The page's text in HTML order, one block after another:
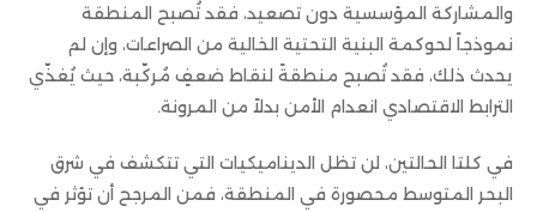
والمشاركة المؤسسية دون تصعيد، فقد تُصبح المنطقة
نموذجاً لحوكمة البنية التحتية الخالية من الصراعات، وإن لم
يحدث ذلك، فقد تُصبح منطقةً لنقاط ضعفٍ مُركّبة، حيث يُغذّي
الترابط الاقتصادي انعدام الأمن بدلاً من المرونة.
في كلتا الحالتين، لن تظل الديناميكيات التي تتكشف في شرق
البحر المتوسط محصورة في المنطقة، فمن المرجح أن تؤثر في